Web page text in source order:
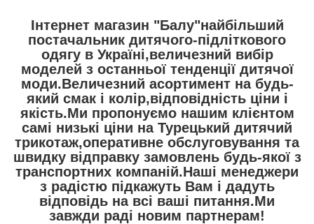
Інтернет магазин "Балу"найбільший
постачальник дитячого-підліткового
одягу в Україні,величезний вибір
моделей з останньої тенденції дитячої
моди.Величезний асортимент на будь-
який смак і колір,відповідність ціни і
якість.Ми пропонуємо нашим клієнтом
самі низькі ціни на Турецький дитячий
трикотаж,оперативне обслуговування та
швидку відправку замовлень будь-якої з
транспортних компаній.Наші менеджери
з радістю підкажуть Вам і дадуть
відповідь на всі ваші питання.Ми
завжди раді новим партнерам!